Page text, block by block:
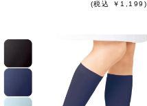
(税込 ￥1,199)